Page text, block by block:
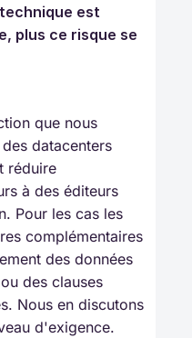
est
plus ce risque se
que nous
datacenters
réduire
à des éditeurs
Pour les cas les
complémentaires
des données
des clauses
Nous en discutons
d'exigence.